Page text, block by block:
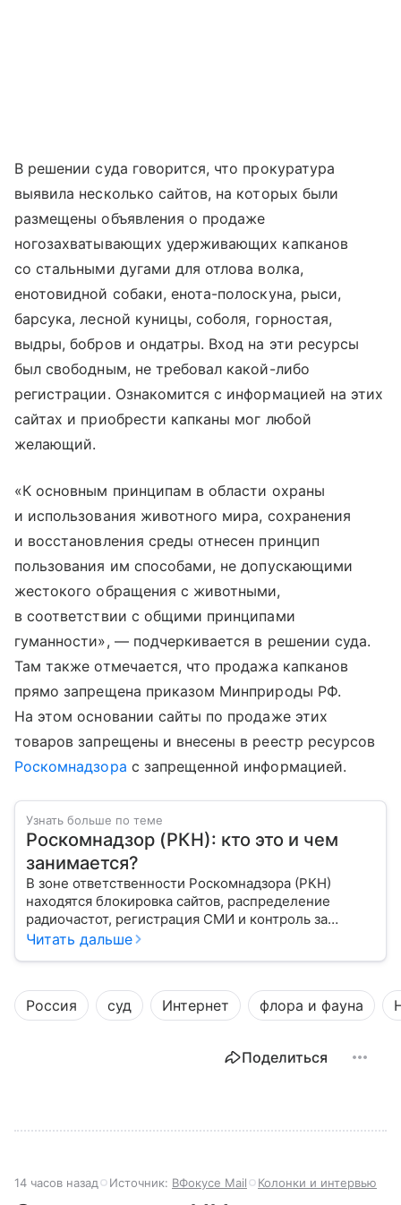
В решении суда говорится, что прокуратура
выявила несколько сайтов, на которых были
размещены объявления о продаже
ногозахватывающих удерживающих капканов
со стальными дугами для отлова волка,
енотовидной собаки, енота-полоскуна, рыси,
барсука, лесной куницы, соболя, горностая,
выдры, бобров и ондатры. Вход на эти ресурсы
был свободным, не требовал какой-либо
регистрации. Ознакомится с информацией на этих
сайтах и приобрести капканы мог любой
желающий.
«К основным принципам в области охраны
и использования животного мира, сохранения
и восстановления среды отнесен принцип
пользования им способами, не допускающими
жестокого обращения с животными,
в соответствии с общими принципами
гуманности», — подчеркивается в решении суда.
Там также отмечается, что продажа капканов
прямо запрещена приказом Минприроды РФ.
На этом основании сайты по продаже этих
товаров запрещены и внесены в реестр ресурсов
Роскомнадзора с запрещенной информацией.
Узнать больше по теме
Роскомнадзор (РКН): кто это и чем
занимается?
В зоне ответственности Роскомнадзора (РКН)
находятся блокировка сайтов, распределение
радиочастот, регистрация СМИ и контроль за
защитой персональных данных. Это главный
организация и почему она так важна для каждого
пользователя интернета и телефона.
Читать дальше
Россия суд Интернет флора и фауна
Поделиться
14 часов назад Источник: ВФокусе Mail Колонки и интервью